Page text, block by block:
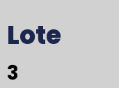
Lote
3